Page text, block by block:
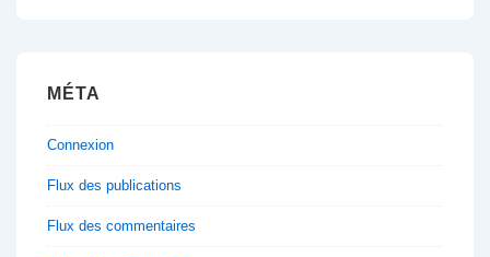
MÉTA
Connexion
Flux des publications
Flux des commentaires